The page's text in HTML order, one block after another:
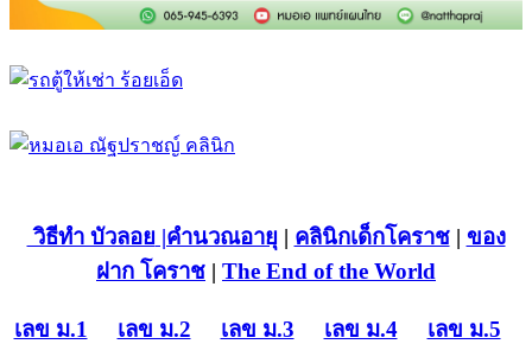
วิธีทำ บัวลอย |คำนวณอายุ | คลินิกเด็กโคราช| ของ
ฝาก โคราช | The End of the World
เลข ม.1 เลข ม.2 เลข ม.3 เลข ม.4
เลข ม.5